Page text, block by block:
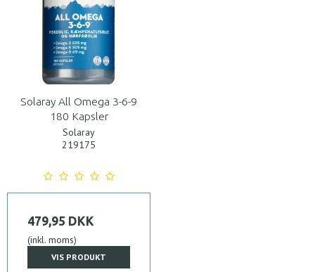
Solaray All Omega 3-6-9
180 Kapsler
Solaray
219175
479,95 DKK
(inkl. moms)
VIS PRODUKT